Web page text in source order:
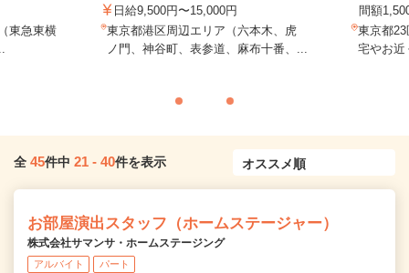
東急東横
日給9,500円〜15,000円
東京都港区周辺エリア（六本木、虎
ノ門、神谷町、表参道、麻布十番、...
間額
東京都
宅やお近
全 45件中 21 - 40件を表示
お部屋演出スタッフ（ホームステージャー）
株式会社サマンサ・ホームステージング
アルバイト パート